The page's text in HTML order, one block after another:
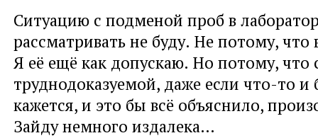
Ситуацию с подменой проб в
рассматривать не буду. Не потому, что
Я её ещё как допускаю. Но потому, что
труднодоказуемой, даже если что-то
кажется, и это бы всё объяснило,
Зайду немного издалека…